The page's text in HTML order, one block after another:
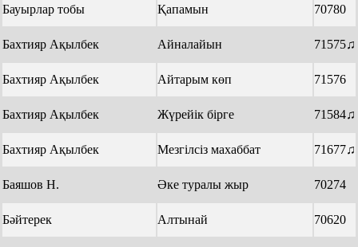
Бауырлар тобы Қапамын 70780
Бахтияр Ақылбек Айналайын 71575♫
Бахтияр Ақылбек Айтарым көп 71576
Бахтияр Ақылбек Жүрейік бірге 71584♫
Бахтияр Ақылбек Мезгілсіз махаббат 71677♫
Баяшов Н. Әке туралы жыр 70274
Бәйтерек Алтынай 70620